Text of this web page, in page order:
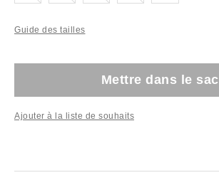
Guide des tailles
Mettre dans le sac
Ajouter à la liste de souhaits